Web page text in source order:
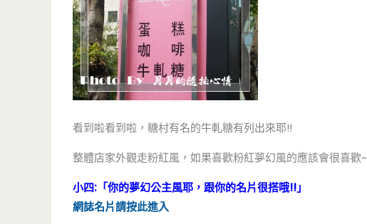
看到啦看到啦，糖村有名的牛軋糖有列出來耶!!
整體店家外觀走粉紅風，如果喜歡粉紅夢幻風的應該會很喜歡~
小四:「你的夢幻公主風耶，跟你的名片很搭哦!!」
網誌名片請按此進入